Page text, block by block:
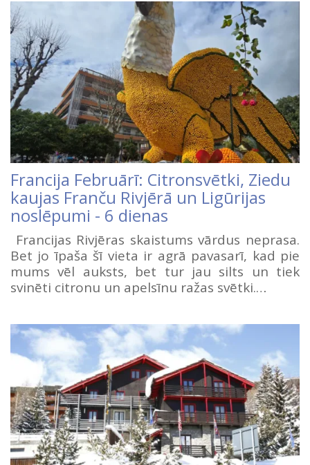
Francija Februārī: Citronsvētki, Ziedu
kaujas Franču Rivjērā un Ligūrijas
noslēpumi - 6 dienas
Francijas Rivjēras skaistums vārdus neprasa.
Bet jo īpaša šī vieta ir agrā pavasarī, kad pie
mums vēl auksts, bet tur jau silts un tiek
svinēti citronu un apelsīnu ražas svētki.…